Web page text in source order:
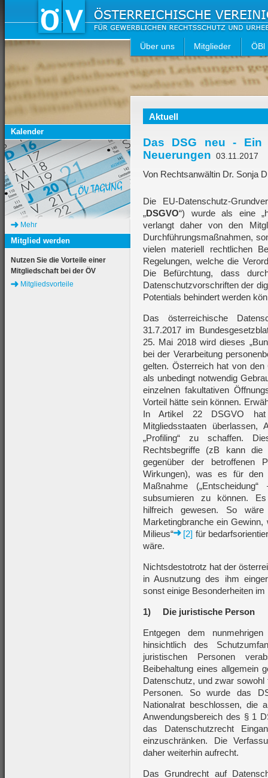
Über uns Mitglieder ÖBl
Aktuell
Das DSG neu - Ein
Neuerungen 03.11.2017
Von Rechtsanwältin Dr. Sonja
Die EU-Datenschutz-
„DSGVO“) wurde als eine
verlangt daher von den
Durchführungsmaßnahmen,
vielen materiell rechtlichen
Regelungen, welche die
Die Befürchtung, dass
Datenschutzvorschriften der
Potentials behindert werden
Das österreichische
31.7.2017 im
25. Mai 2018 wird dieses
bei der Verarbeitung
gelten. Österreich hat von
als unbedingt notwendig
einzelnen fakultativen
Vorteil hätte sein können.
In Artikel 22 DSGVO hat
Mitgliedsstaaten überlassen,
„Profiling“ zu schaffen.
Rechtsbegriffe (zB kann
gegenüber der betroffenen
Wirkungen), was es für den
Maßnahme
subsumieren zu können.
hilfreich gewesen. So
Marketingbranche ein
Milieus“
[2] für
wäre.
Nichtsdestotrotz hat der
in Ausnutzung des ihm
sonst einige Besonderheiten
1) Die juristische Person
Entgegen dem
hinsichtlich des
juristischen Personen
Beibehaltung eines allgemein
Datenschutz, und zwar
Personen. So wurde das
Nationalrat beschlossen, die
Anwendungsbereich des § 1
das Datenschutzrecht
einzuschränken. Die
daher weiterhin aufrecht.
Das Grundrecht auf
Kalender
Mehr
Mitglied werden
Nutzen Sie die Vorteile einer
Mitgliedschaft bei der ÖV
Mitgliedsvorteile